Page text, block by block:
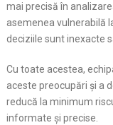
mai precisă în
asemenea vulnerabilă
deciziile sunt inexacte
Cu toate acestea,
aceste preocupări și a
reducă la minimum
informate și precise.